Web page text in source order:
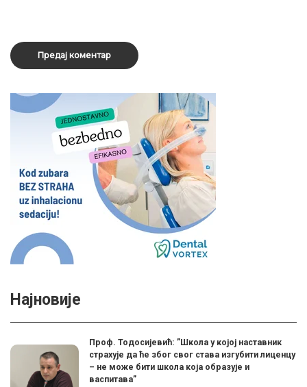
Најновије
Проф. Тодосијевић: ”Школа у којој наставник
страхује да ће због свог става изгубити лиценцу
– не може бити школа која образује и
васпитава”